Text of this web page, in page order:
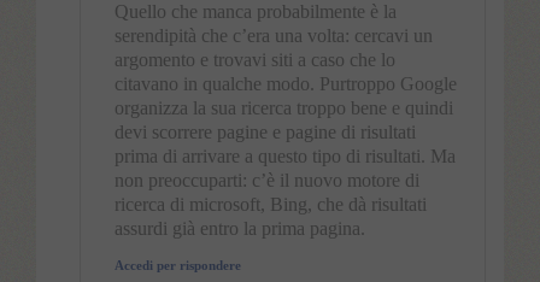
Quello che manca probabilmente è la
serendipità che c’era una volta: cercavi un
argomento e trovavi siti a caso che lo
citavano in qualche modo. Purtroppo Google
organizza la sua ricerca troppo bene e quindi
devi scorrere pagine e pagine di risultati
prima di arrivare a questo tipo di risultati. Ma
non preoccuparti: c’è il nuovo motore di
ricerca di microsoft, Bing, che dà risultati
assurdi già entro la prima pagina.
Accedi per rispondere